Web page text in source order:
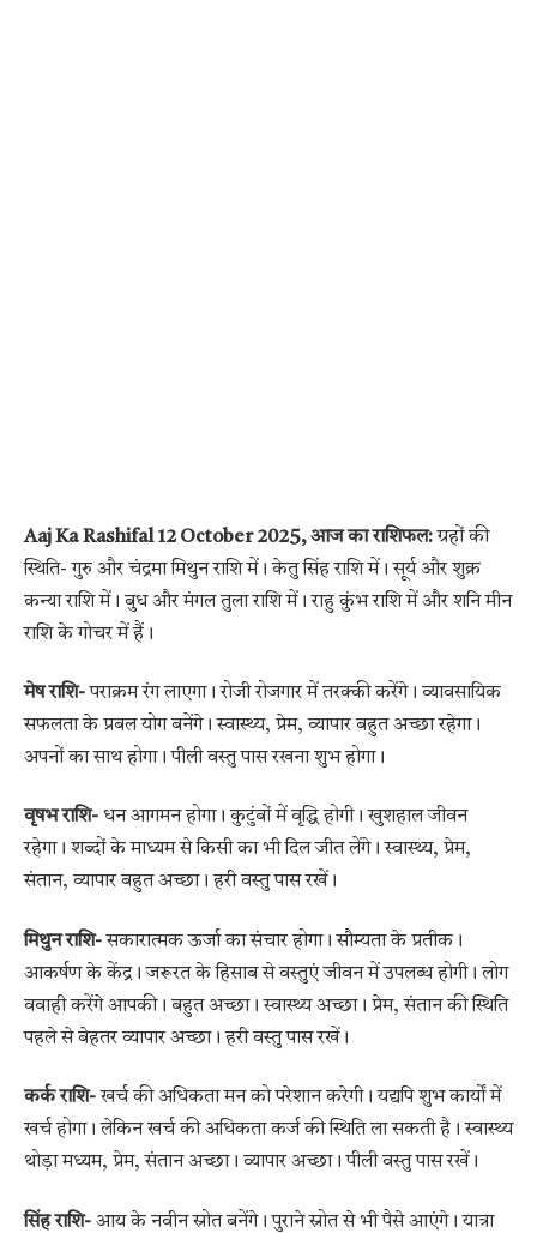
Aaj KaRashifal12 October 2025, आज का राशिफल:ग्रहों की
स्थिति- गुरु और चंद्रमा मिथुन राशि में। केतु सिंह राशि में। सूर्य और शुक्र
कन्या राशि में। बुध और मंगल तुला राशि में। राहु कुंभ राशि में और शनि मीन
राशि के गोचर में हैं।
मेष राशि-पराक्रम रंग लाएगा। रोजी रोजगार में तरक्की करेंगे। व्यावसायिक
सफलता के प्रबल योग बनेंगे। स्वास्थ्य, प्रेम, व्यापार बहुत अच्छा रहेगा।
अपनों का साथ होगा। पीली वस्तु पास रखना शुभ होगा।
वृषभ राशि- धन आगमन होगा। कुटुंबों में वृद्धि होगी। खुशहाल जीवन
रहेगा। शब्दों के माध्यम से किसी का भी दिल जीत लेंगे। स्वास्थ्य, प्रेम,
संतान, व्यापार बहुत अच्छा। हरी वस्तु पास रखें।
मिथुन राशि-सकारात्मक ऊर्जा का संचार होगा। सौम्यता के प्रतीक।
आकर्षण के केंद्र। जरूरत के हिसाब से वस्तुएं जीवन में उपलब्ध होगी। लोग
ववाही करेंगे आपकी। बहुत अच्छा। स्वास्थ्य अच्छा। प्रेम, संतान की स्थिति
पहले से बेहतर व्यापार अच्छा। हरी वस्तु पास रखें।
कर्क राशि-खर्च की अधिकता मन को परेशान करेगी। यद्यपि शुभ कार्यों में
खर्च होगा। लेकिन खर्च की अधिकता कर्ज की स्थिति ला सकती है। स्वास्थ्य
थोड़ा मध्यम, प्रेम, संतान अच्छा। व्यापार अच्छा। पीली वस्तु पास रखें।
सिंह राशि- आय के नवीन स्रोत बनेंगे। पुराने स्रोत से भी पैसे आएंगे। यात्रा